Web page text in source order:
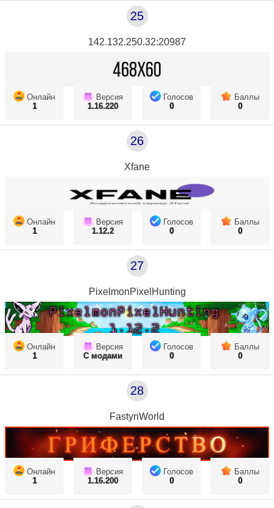
25
142.132.250.32:20987
Онлайн
1
Версия
1.16.220
Голосов
0
Баллы
0
26
Xfane
Онлайн
1
Версия
1.12.2
Голосов
0
Баллы
0
27
PixelmonPixelHunting
Онлайн
1
Версия
С модами
Голосов
0
Баллы
0
28
FastynWorld
Онлайн
1
Версия
1.16.200
Голосов
0
Баллы
0